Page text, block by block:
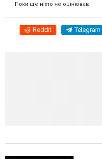
Поки ще ніхто не оцінював
Reddit Telegram